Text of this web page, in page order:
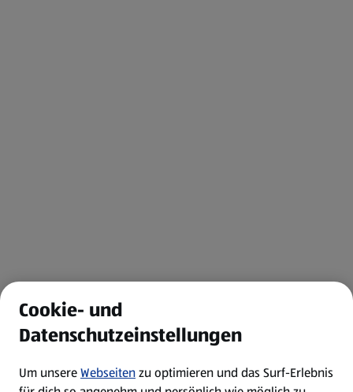
Cookie- und
Datenschutzeinstellungen
Um unsereWebseitenzu optimieren und das Surf-Erlebnis